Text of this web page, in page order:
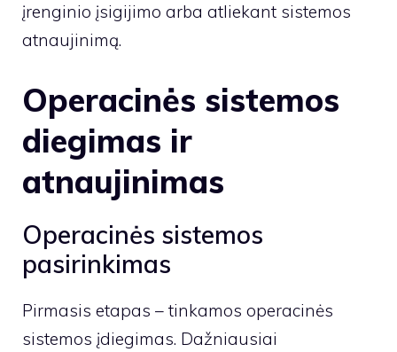
įrenginio įsigijimo arba atliekant sistemos
atnaujinimą.
Operacinės sistemos
diegimas ir
atnaujinimas
Operacinės sistemos
pasirinkimas
Pirmasis etapas – tinkamos operacinės
sistemos įdiegimas. Dažniausiai